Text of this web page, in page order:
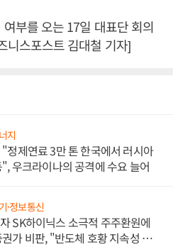
부를 오는 17일 대표단 회의
니스포스트 김대철 기자]
지
정제연료 3만 톤 한국에서 러시아
우크라이나의 공격에 수요 늘어
·정보통신
SK하이닉스 소극적 주주환원에
가 비판, "반도체 호황 지속성 의